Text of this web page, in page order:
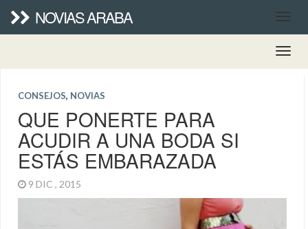
NOVIAS ARABA
CONSEJOS, NOVIAS
QUE PONERTE PARA
ACUDIR A UNA BODA SI
ESTÁS EMBARAZADA
9 DIC , 2015